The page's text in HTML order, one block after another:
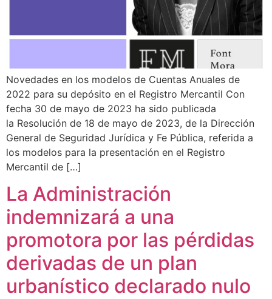
Novedades en los modelos de Cuentas Anuales de
2022 para su depósito en el Registro Mercantil Con
fecha 30 de mayo de 2023 ha sido publicada
la Resolución de 18 de mayo de 2023, de la Dirección
General de Seguridad Jurídica y Fe Pública, referida a
los modelos para la presentación en el Registro
Mercantil de […]
La Administración
indemnizará a una
promotora por las pérdidas
derivadas de un plan
urbanístico declarado nulo